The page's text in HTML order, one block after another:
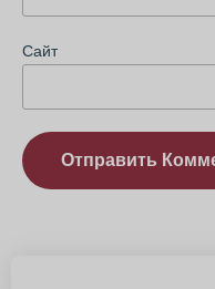
Сайт